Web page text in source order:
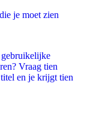
je moet zien
Vraag tien
en je krijgt tien